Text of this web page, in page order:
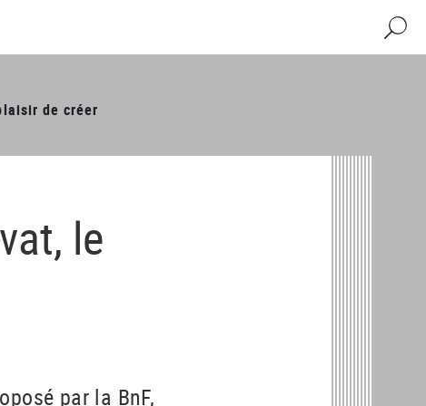
de créer
le
par la BnF,